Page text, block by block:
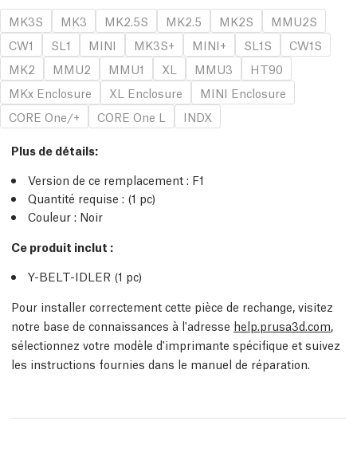
MK3S
MK3 MK2.5S MK2.5 MK2S
MMU2S
CW1
SL1 MINI MK3S+ MINI+ SL1S
CW1S
MK2
MMU2 MMU1 XL MMU3
HT90
MKx Enclosure
XL Enclosure
MINI Enclosure
CORE One/+
CORE One L INDX
Plus de détails:
Version de ce remplacement : F1
Quantité requise : (1 pc)
Couleur : Noir
Ce produit inclut :
Y-BELT-IDLER (1 pc)
Pour installer correctement cette pièce de rechange, visitez
notre base de connaissances à l'adresse help.prusa3d.com,
sélectionnez votre modèle d'imprimante spécifique et suivez
les instructions fournies dans le manuel de réparation.